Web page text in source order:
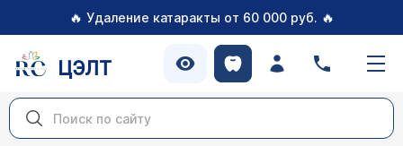
🔥 Удаление катаракты от 60 000 руб. 🔥
ЦЭЛТ